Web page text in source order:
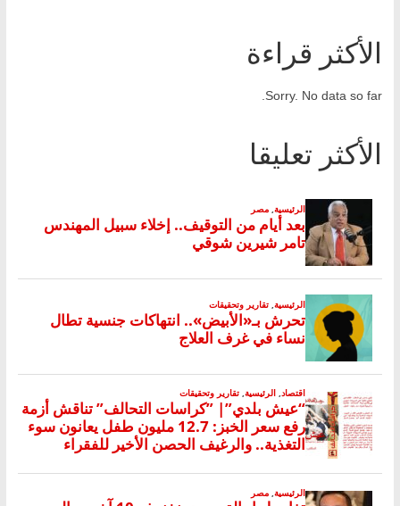
الأكثر قراءة
Sorry. No data so far.
الأكثر تعليقا